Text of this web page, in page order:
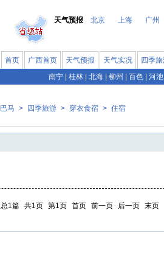
天气预报
北京 上海 广州
首页 广西首页 天气预报 天气实况
四季
南宁
桂林 北海 柳州 百色 河池
巴马 > 四季旅游 > 穿衣食宿 > 住宿
总1篇 共1页 第1页 首页 前一页 后一页 末页